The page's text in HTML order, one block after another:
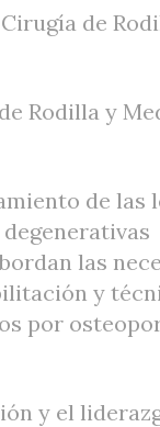
de
Rodilla y
de las
las
y
por
y el